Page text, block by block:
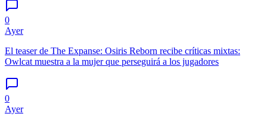
0
Ayer
El teaser de The Expanse: Osiris Reborn recibe críticas mixtas:
Owlcat muestra a la mujer que perseguirá a los jugadores
0
Ayer